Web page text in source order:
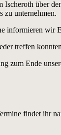
über
zu unternehmen.
informieren wir
treffen
zum Ende
findet ihr